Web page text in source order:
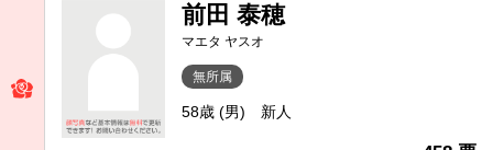
前田 泰穂
マエタ ヤスオ
無所属
58歳 (男) 新人